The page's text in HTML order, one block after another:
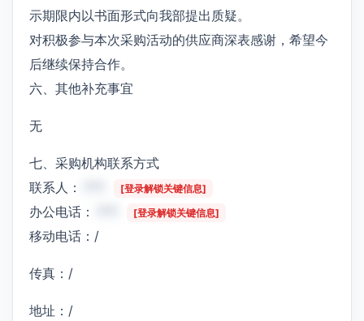
示期限内以书面形式向我部提出质疑。
对积极参与本次采购活动的供应商深表感谢，希望今
后继续保持合作。
六、其他补充事宜
无
七、采购机构联系方式
联系人：
[登录解锁关键信息]
办公电话： [登录解锁关键信息]
移动电话：/
传真：/
地址：/